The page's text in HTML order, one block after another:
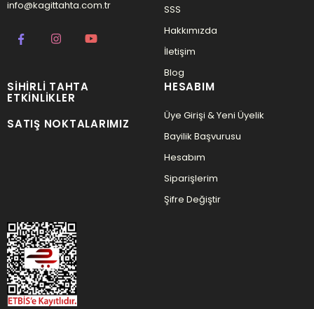
info@kagittahta.com.tr
SSS
Hakkımızda
İletişim
Blog
SIHIRLI TAHTA
ETKINLIKLER
SATIŞ NOKTALARIMIZ
HESABIM
Üye Girişi & Yeni Üyelik
Bayilik Başvurusu
Hesabım
Siparişlerim
Şifre Değiştir